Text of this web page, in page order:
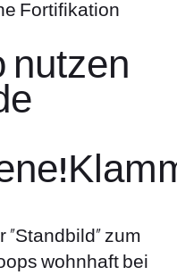
Fortifikation
nutzen
zum
wohnhaft bei